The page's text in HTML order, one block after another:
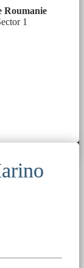
Roumanie
1